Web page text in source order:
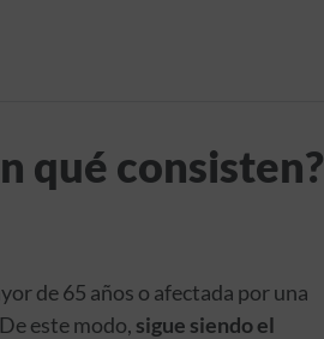
qué consisten?
de 65 años o afectada por una
De este modo, sigue siendo el